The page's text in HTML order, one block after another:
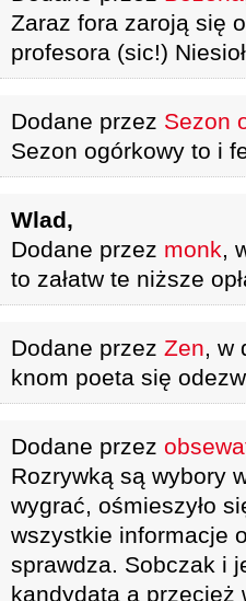
Zaraz fora zaroją się
profesora (sic!)
Dodane przez Sezon
Sezon ogórkowy to i
Wlad,
Dodane przez monk,
to załatw te niższe
Dodane przez Zen, w
knom poeta się
Dodane przez
Rozrywką są wybory
wygrać, ośmieszyło
wszystkie informacje
sprawdza. Sobczak i
kandydata a przecież